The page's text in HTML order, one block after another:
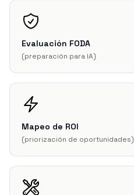
Evaluación FODA
(preparación para IA)
Mapeo de ROI
(priorización de oportunidades)